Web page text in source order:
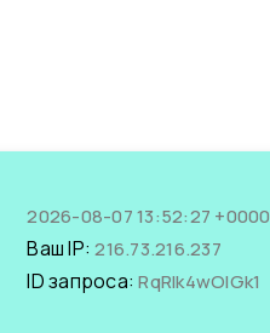
2026-08-07 13:52:27 +0000
Ваш IP:216.73.216.237
ID запроса:RqRIk4wOlGk1